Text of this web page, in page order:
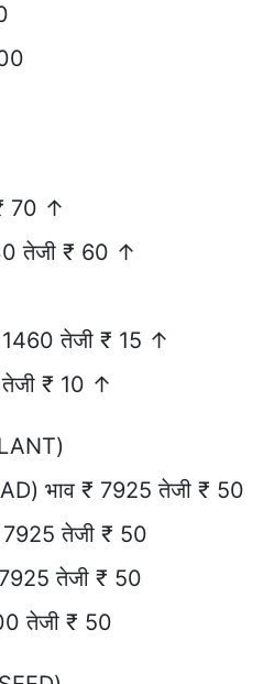
70 ↑
तेजी ₹ 60 ↑
1460 तेजी ₹ 15 ↑
₹ 10 ↑
भाव ₹ 7925 तेजी ₹ 50
7925 तेजी ₹ 50
तेजी ₹ 50
तेजी ₹ 50